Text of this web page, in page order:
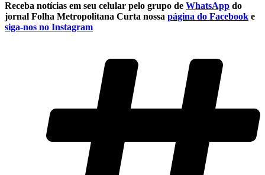
Receba notícias em seu celular pelo grupo de WhatsApp do
jornal Folha Metropolitana Curta nossa página do Facebook e
siga-nos no Instagram